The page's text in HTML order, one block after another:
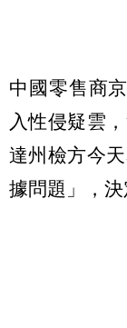
中國零售商
入性侵疑雲
達州檢方今
據問題」，決